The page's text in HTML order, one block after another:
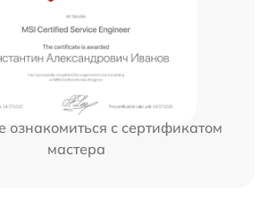
ознакомиться с сертификатом
мастера